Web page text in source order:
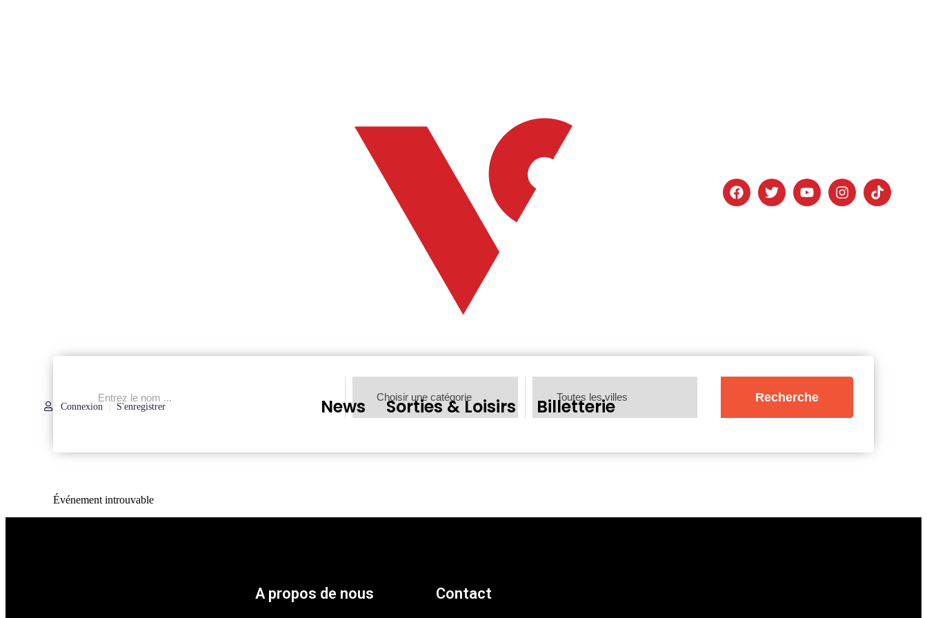
Connexion S'enregistrer News Sorties & Loisirs Billetterie
Événement introuvable
A propos de nous Contact